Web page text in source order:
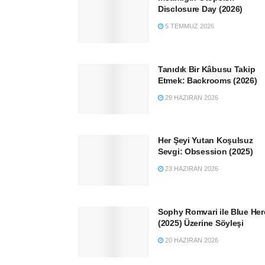
Disclosure Day (2026)
5 TEMMUZ 2026
Tanıdık Bir Kâbusu Takip
Etmek: Backrooms (2026)
29 HAZIRAN 2026
Her Şeyi Yutan Koşulsuz
Sevgi: Obsession (2025)
23 HAZIRAN 2026
Sophy Romvari ile Blue
(2025) Üzerine Söyleşi
20 HAZIRAN 2026